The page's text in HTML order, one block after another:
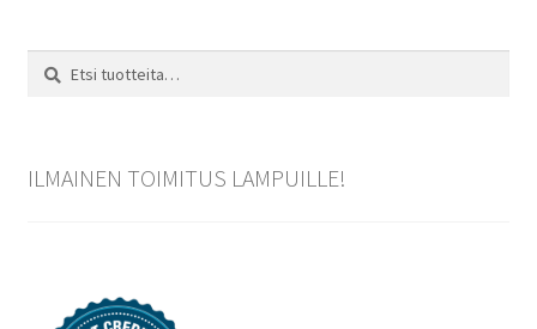
Etsi:
Haku
ILMAINEN TOIMITUS LAMPUILLE!